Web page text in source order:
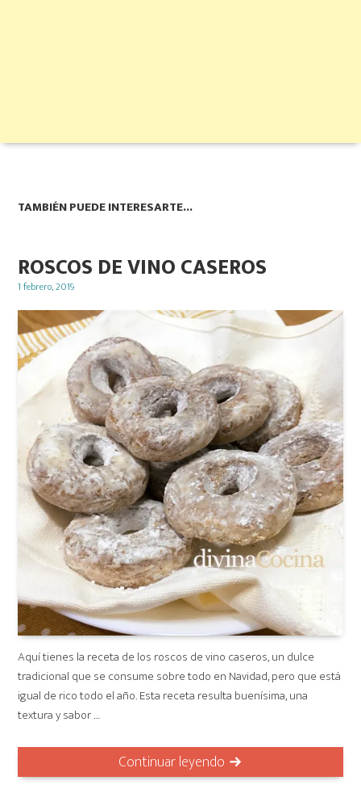
TAMBIÉN PUEDE INTERESARTE...
ROSCOS DE VINO CASEROS
Posted
1 febrero, 2019
Aquí tienes la receta de los roscos de vino caseros, un dulce
tradicional que se consume sobre todo en Navidad, pero que está
igual de rico todo el año. Esta receta resulta buenísima, una
textura y sabor …
Continuar leyendo